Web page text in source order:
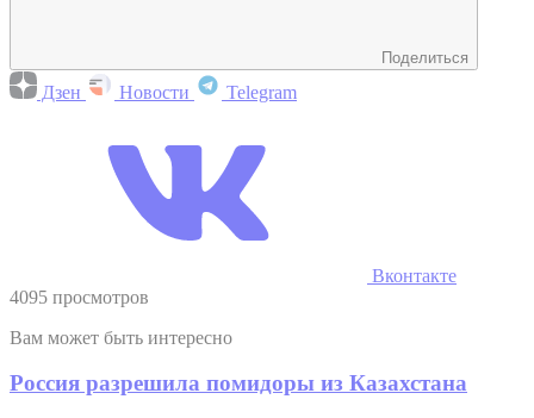
Поделиться
Дзен Новости Telegram
Вконтакте
4095 просмотров
Вам может быть интересно
Россия разрешила помидоры из Казахстана